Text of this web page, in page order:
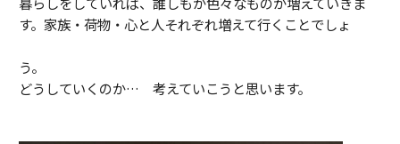
す。家族・荷物・心と人それぞれ増えて行くことでしょ
う。
どうしていくのか… 考えていこうと思います。